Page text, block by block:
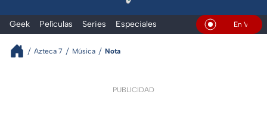
Geek Películas Series Especiales En Vivo
Azteca 7 Música Nota
PUBLICIDAD